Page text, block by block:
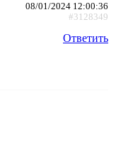
08/01/2024 12:00:36
#3128349
Ответить